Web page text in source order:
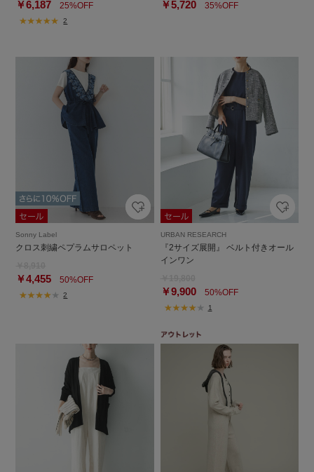
￥6,187 25%OFF
2
￥5,72035%OFF
Sonny Label
クロス刺繍ペプラムサロペット
￥4,455 50%OFF
2
URBAN RESEARCH
『2サイズ展開』 ベルト付きオール
インワン
￥9,90050%OFF
1